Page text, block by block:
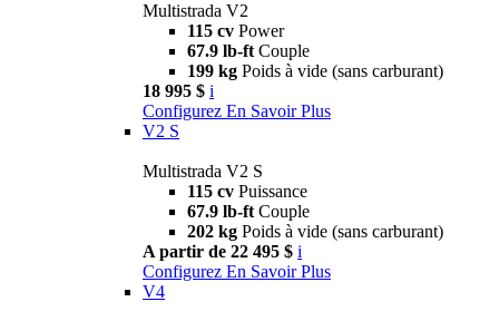
Multistrada V2
115 cv Power
67.9 lb-ft Couple
199 kg Poids à vide (sans carburant)
18 995 $ i
Configurez En Savoir Plus
V2 S
Multistrada V2 S
115 cv Puissance
67.9 lb-ft Couple
202 kg Poids à vide (sans carburant)
A partir de 22 495 $ i
Configurez En Savoir Plus
V4